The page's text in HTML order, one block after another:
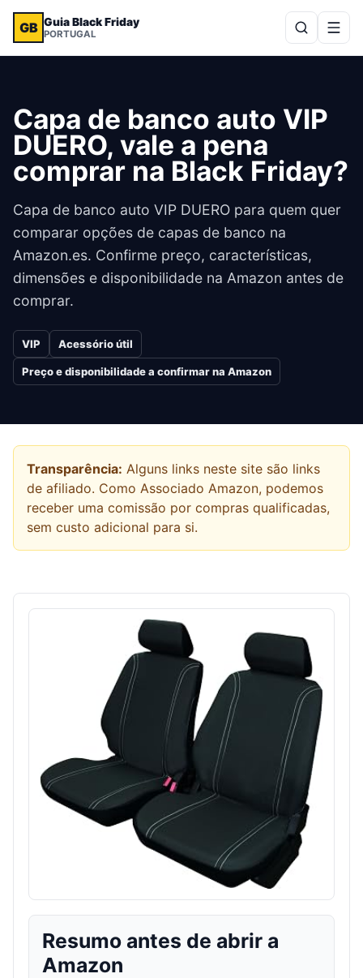
GB Guia Black Friday
PORTUGAL
Capa de banco auto VIP
DUERO, vale a pena
comprar na Black Friday?
Capa de banco auto VIP DUERO para quem quer
comparar opções de capas de banco na
Amazon.es. Confirme preço, características,
dimensões e disponibilidade na Amazon antes de
comprar.
VIP Acessório útil
Preço e disponibilidade a confirmar na Amazon
Transparência: Alguns links neste site são links
de afiliado. Como Associado Amazon, podemos
receber uma comissão por compras qualificadas,
sem custo adicional para si.
Resumo antes de abrir a
Amazon